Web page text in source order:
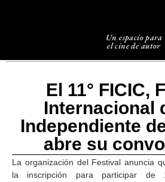
Un espacio para
el cine de autor
El 11° FICIC,
Internacional
Independiente
abre su
La organización del Festival anuncia
la inscripción para participar de